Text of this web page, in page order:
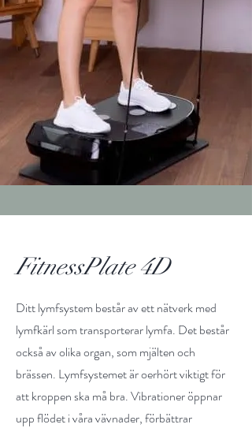
FitnessPlate 4D
Ditt lymfsystem består av ett nätverk med
lymfkärl som transporterar lymfa. Det består
också av olika organ, som mjälten och
brässen. Lymfsystemet är oerhört viktigt för
att kroppen ska må bra. Vibrationer öppnar
upp flödet i våra vävnader, förbättrar